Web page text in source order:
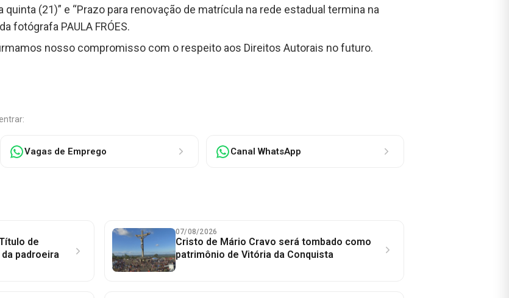
(21)” e “Prazo para renovação de matrícula na rede estadual termina na
fotógrafa PAULA FRÓES.
nosso compromisso com o respeito aos Direitos Autorais no futuro.
Vagas de Emprego Canal WhatsApp
de
padroeira
07/08/2026
Cristo de Mário Cravo será tombado como
patrimônio de Vitória da Conquista